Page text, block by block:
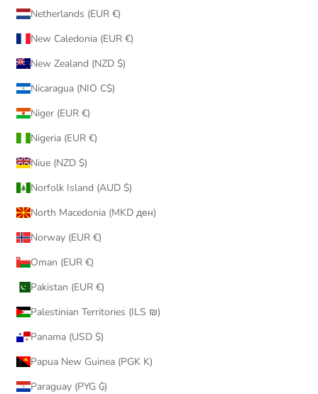
Netherlands (EUR €)
New Caledonia (EUR €)
New Zealand (NZD $)
Nicaragua (NIO C$)
Niger (EUR €)
Nigeria (EUR €)
Niue (NZD $)
Norfolk Island (AUD $)
North Macedonia (MKD ден)
Norway (EUR €)
Oman (EUR €)
Pakistan (EUR €)
Palestinian Territories (ILS ₪)
Panama (USD $)
Papua New Guinea (PGK K)
Paraguay (PYG ₲)